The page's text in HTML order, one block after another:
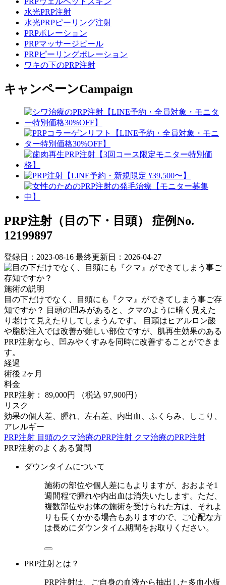
水光PRP注射
水光PRPピーリング注射
PRPポレーション
PRPマッサージピール
PRPピーリングポレーション
ワキの下のPRP注射
キャンペーンCampaign
PRP注射（目の下・目頭）
症例No.
12199897
登録日：2023-08-16 最終更新日：2026-04-27
施術の説明
目の下だけでなく、目頭にも『クマ』ができてしまう事ご存
知ですか？ 目頭の凹みがあると、クマのように暗く見えた
り老けて見えたりしてしまうんです。 目頭はヒアルロン酸
や脂肪注入では改善が難しい部位ですが、肌再生効果のある
PRP注射なら、凹みやくすみを同時に改善することができま
す。
経過
術後 2ヶ月
料金
PRP注射： 89,000円
（税込 97,900円）
リスク
効果の個人差、腫れ、左右差、内出血、ふくらみ、しこり、
アレルギー
PRP注射 目頭のクマ治療のPRP注射 クマ治療のPRP注射
PRP注射のよくある質問
ダウンタイムについて
施術の部位や個人差にもよりますが、おおよそ1
週間程で腫れや内出血は消失いたします。ただ、
複数部位やお体の施術を受けられた方は、それよ
りも長くかかる場合もありますので、ご心配な方
は長めにダウンタイム期間をお取りください。
PRP注射とは？
PRP注射は、ご自身の血液から抽出した多血小板